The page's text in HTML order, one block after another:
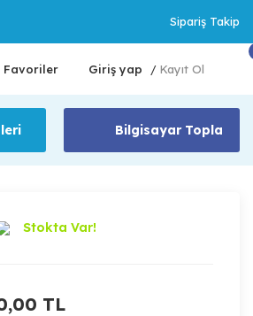
Sipariş Takip
Favoriler Giriş yap / Kayıt Ol
Bilgisayar Topla
Stokta Var!
TL